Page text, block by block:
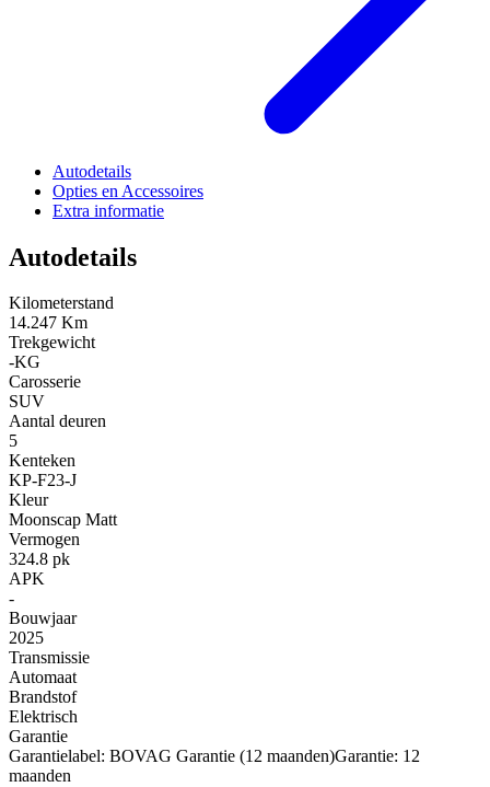
Autodetails
Opties en Accessoires
Extra informatie
Autodetails
Kilometerstand
14.247 Km
Trekgewicht
-KG
Carosserie
SUV
Aantal deuren
5
Kenteken
KP-F23-J
Kleur
Moonscap Matt
Vermogen
324.8 pk
APK
-
Bouwjaar
2025
Transmissie
Automaat
Brandstof
Elektrisch
Garantie
Garantielabel: BOVAG Garantie (12 maanden)Garantie: 12
maanden